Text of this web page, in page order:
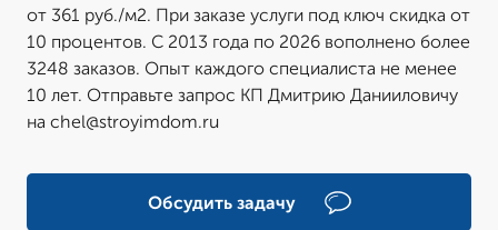
от 361 руб./м2. При заказе услуги под ключ скидка от
10 процентов. С 2013 года по 2026 вополнено более
3248 заказов. Опыт каждого специалиста не менее
10 лет. Отправьте запрос КП Дмитрию Данииловичу
на chel@stroyimdom.ru
Обсудить задачу